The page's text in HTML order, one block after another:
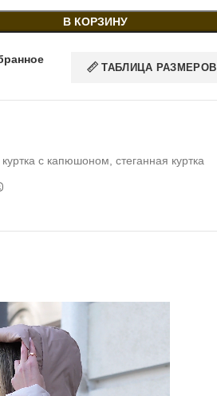
В КОРЗИНУ
ТАБЛИЦА РАЗМЕРОВ
куртка с капюшоном стеганная куртка